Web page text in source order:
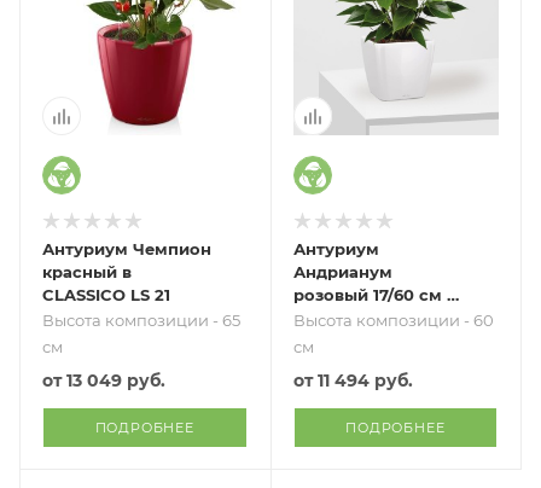
Антуриум Чемпион
красный в
CLASSICO LS 21
Высота композиции - 65
см
от13 049 руб.
ПОДРОБНЕЕ
Антуриум
Андрианум
розовый 17/60 см в
QUADRO LS 21
Высота композиции - 60
см
от11 494 руб.
ПОДРОБНЕЕ